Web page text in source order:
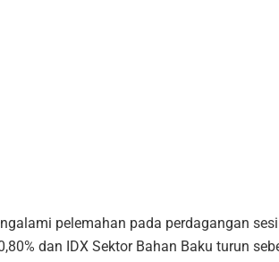
pelemahan pada perdagangan
dan IDX Sektor Bahan Baku turun